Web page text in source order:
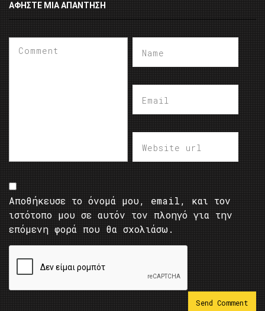
ΑΦΉΣΤΕ ΜΙΑ ΑΠΆΝΤΗΣΗ
Αποθήκευσε το όνομά μου, email, και τον
ιστότοπο μου σε αυτόν τον πλοηγό για την
επόμενη φορά που θα σχολιάσω.